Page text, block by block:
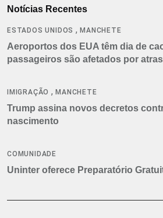
Notícias Recentes
ESTADOS UNIDOS ,MANCHETE
Aeroportos dos EUA têm dia de
passageiros são afetados por
IMIGRAÇÃO ,MANCHETE
Trump assina novos decretos
nascimento
COMUNIDADE
Uninter oferece Preparatório